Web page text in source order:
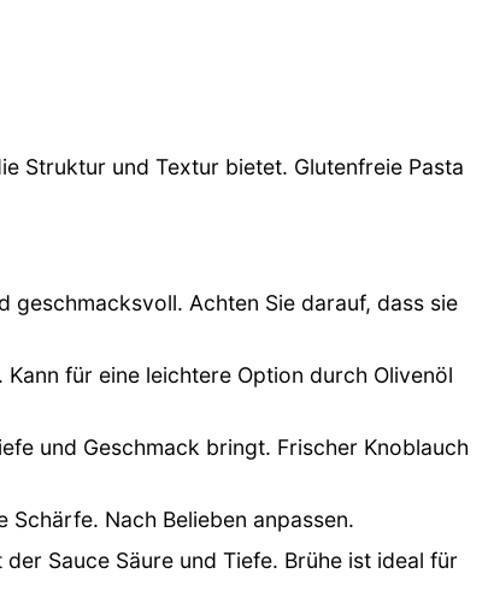
Struktur und Textur bietet. Glutenfreie Pasta
geschmacksvoll. Achten Sie darauf, dass sie
für eine leichtere Option durch Olivenöl
und Geschmack bringt. Frischer Knoblauch
Schärfe. Nach Belieben anpassen.
der Sauce Säure und Tiefe. Brühe ist ideal für